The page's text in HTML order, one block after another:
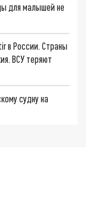
для малышей не
в России. Страны
ВСУ теряют
судну на